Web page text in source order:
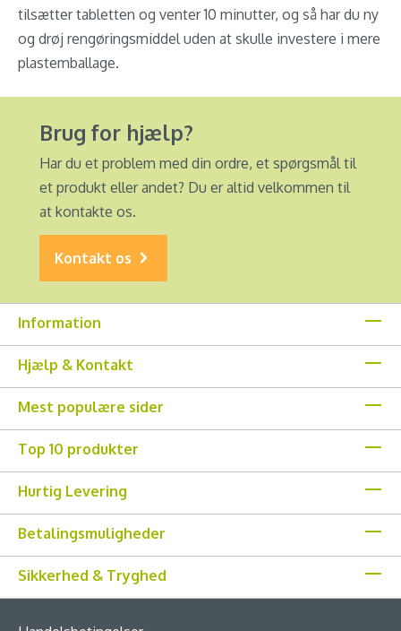
tilsætter tabletten og venter 10 minutter, og så har du ny
og drøj rengøringsmiddel uden at skulle investere i mere
plastemballage.
Brug for hjælp?
Har du et problem med din ordre, et spørgsmål til
et produkt eller andet? Du er altid velkommen til
at kontakte os.
Kontakt os
Information
Hjælp & Kontakt
Mest populære sider
Top 10 produkter
Hurtig Levering
Betalingsmuligheder
Sikkerhed & Tryghed